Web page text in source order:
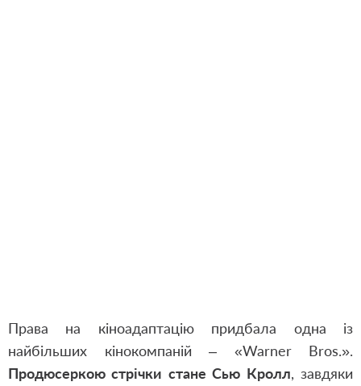
Права на кіноадаптацію придбала одна із
найбільших кінокомпаній – «Warner Bros.».
Продюсеркою стрічки стане Сью Кролл, завдяки